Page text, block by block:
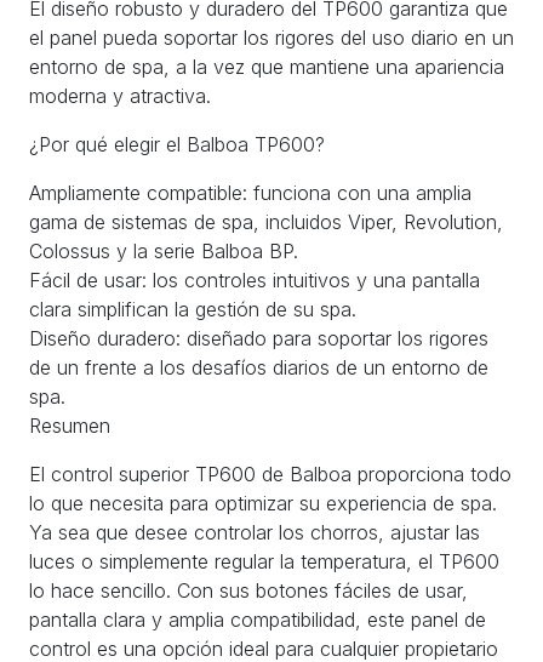
El diseño robusto y duradero del TP600 garantiza que
el panel pueda soportar los rigores del uso diario en un
entorno de spa, a la vez que mantiene una apariencia
moderna y atractiva.
¿Por qué elegir el Balboa TP600?
Ampliamente compatible: funciona con una amplia
gama de sistemas de spa, incluidos Viper, Revolution,
Colossus y la serie Balboa BP.
Fácil de usar: los controles intuitivos y una pantalla
clara simplifican la gestión de su spa.
Diseño duradero: diseñado para soportar los rigores
de un frente a los desafíos diarios de un entorno de
spa.
Resumen
El control superior TP600 de Balboa proporciona todo
lo que necesita para optimizar su experiencia de spa.
Ya sea que desee controlar los chorros, ajustar las
luces o simplemente regular la temperatura, el TP600
lo hace sencillo. Con sus botones fáciles de usar,
pantalla clara y amplia compatibilidad, este panel de
control es una opción ideal para cualquier propietario